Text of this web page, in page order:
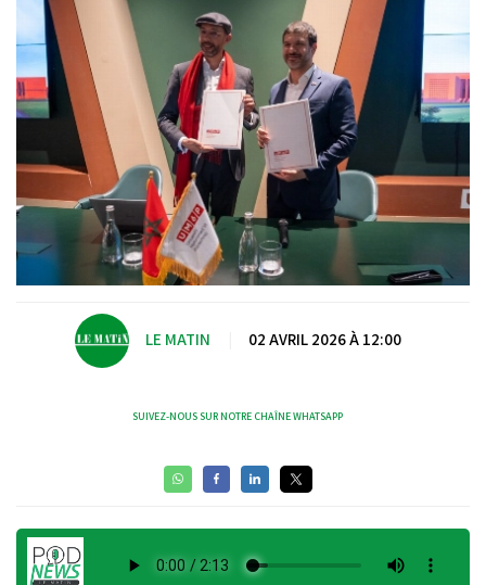
LE MATIN 02 AVRIL 2026 À 12:00
SUIVEZ-NOUS SUR NOTRE CHAÎNE WHATSAPP